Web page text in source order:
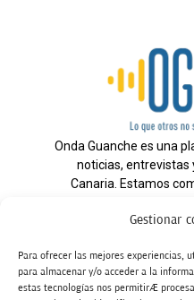
Gestionar
Para ofrecer las mejores experiencias,
para almacenar y/o acceder a la
estas tecnologías nos permitirá
Onda Guanche es una
noticias, entrevistas
Canaria. Estamos
nuestra
Todos los derechos reservados.